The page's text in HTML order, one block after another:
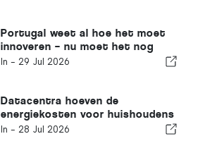
Portugal weet al hoe het moet
innoveren – nu moet het nog
groeien
In - 29 Jul 2026
Datacentra hoeven de
energiekosten voor huishoudens
niet te verhogen
In - 28 Jul 2026